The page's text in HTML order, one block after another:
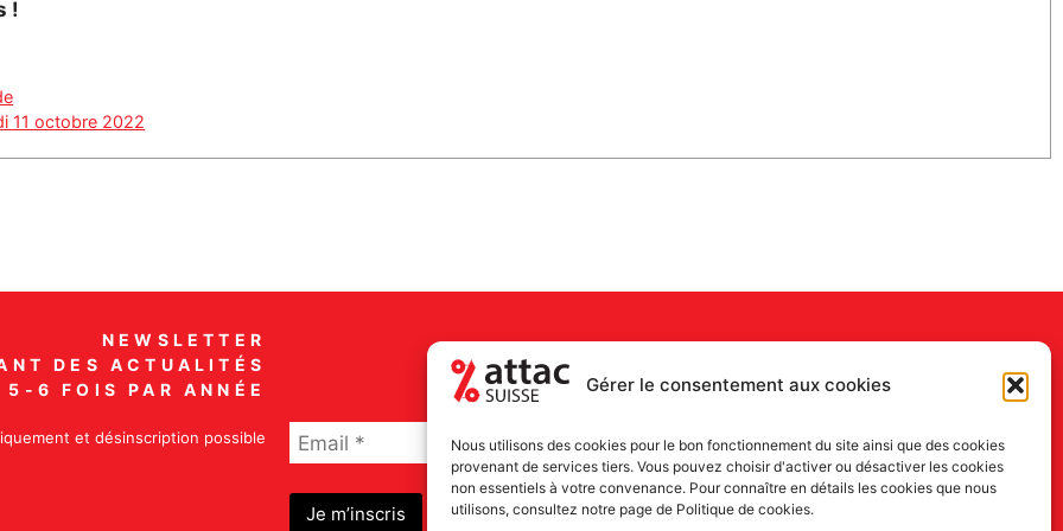
Gérer le consentement aux cookies
Nous utilisons des cookies pour le bon fonctionnement du site ainsi que des cookies
provenant de services tiers. Vous pouvez choisir d'activer ou désactiver les cookies
non essentiels à votre convenance. Pour connaître en détails les cookies que nous
utilisons, consultez notre page de Politique de cookies.
!
11 octobre 2022
NEWSLETTER
DES ACTUALITÉS
5-6 FOIS PAR ANNÉE
et désinscription possible